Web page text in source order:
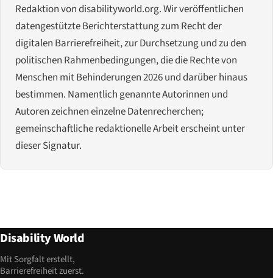
Redaktion von disabilityworld.org. Wir veröffentlichen
datengestützte Berichterstattung zum Recht der
digitalen Barrierefreiheit, zur Durchsetzung und zu den
politischen Rahmenbedingungen, die die Rechte von
Menschen mit Behinderungen 2026 und darüber hinaus
bestimmen. Namentlich genannte Autorinnen und
Autoren zeichnen einzelne Datenrecherchen;
gemeinschaftliche redaktionelle Arbeit erscheint unter
dieser Signatur.
Disability World
Mit Sorgfalt erstellt,
Barrierefreiheit zuerst.